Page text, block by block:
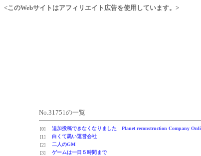
<このWebサイトはアフィリエイト広告を使用しています。>
No.31751の一覧
[0] 追加投稿できなくなりました Planet reconstruction Company
[1]
白くて黒い運営会社
[2]
二人のGM
[3]
ゲームは一日５時間まで